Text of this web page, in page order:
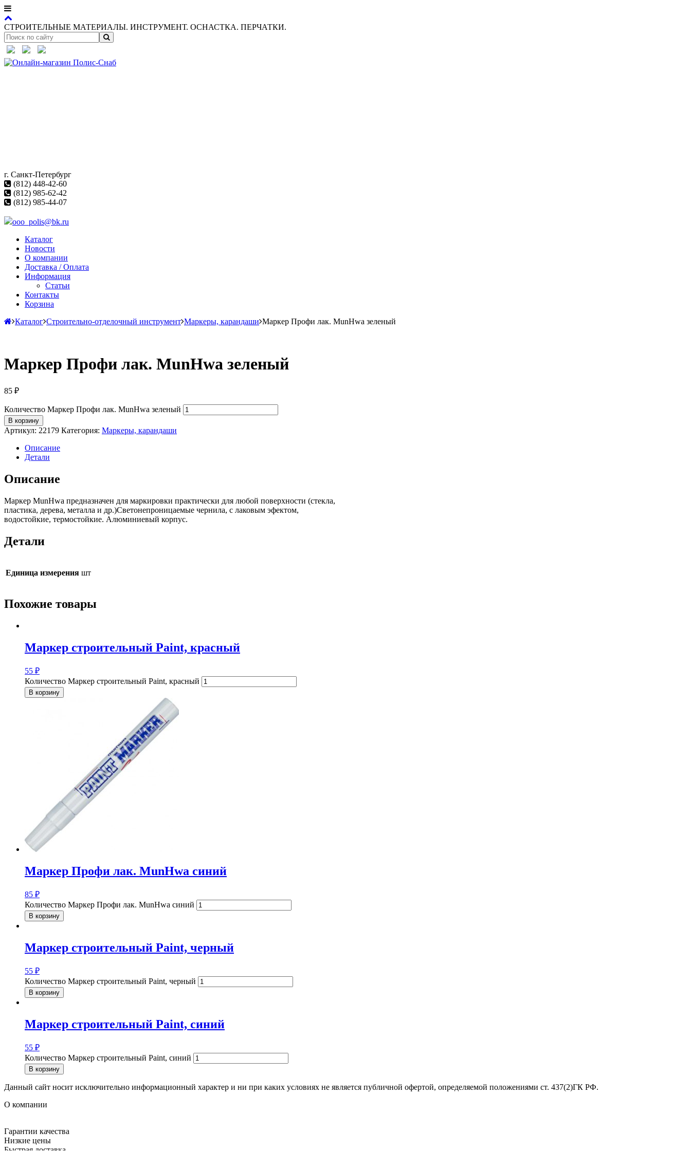
СТРОИТЕЛЬНЫЕ МАТЕРИАЛЫ. ИНСТРУМЕНТ. ОСНАСТКА. ПЕРЧАТКИ.
г. Санкт-Петербург
(812) 448-42-60
(812) 985-62-42
(812) 985-44-07
ooo_polis@bk.ru
Каталог
Новости
О компании
Доставка / Оплата
Информация
Статьи
Контакты
Корзина
Каталог Строительно-отделочный инструмент Маркеры, карандаши Маркер Профи лак. MunHwa зеленый
Маркер Профи лак. MunHwa зеленый
85 ₽
Количество Маркер Профи лак. MunHwa зеленый
В корзину
Артикул: 22179 Категория: Маркеры, карандаши
Описание
Детали
Описание
Маркер MunHwa предназначен для маркировки практически для любой поверхности (стекла,
пластика, дерева, металла и др.)Светонепроницаемые чернила, с лаковым эфектом,
водостойкие, термостойкие. Алюминиевый корпус.
Детали
Единица измерения шт
Похожие товары
Маркер строительный Paint, красный
55 ₽
Количество Маркер строительный Paint, красный
В корзину
Маркер Профи лак. MunHwa синий
85 ₽
Количество Маркер Профи лак. MunHwa синий
В корзину
Маркер строительный Paint, черный
55 ₽
Количество Маркер строительный Paint, черный
В корзину
Маркер строительный Paint, синий
55 ₽
Количество Маркер строительный Paint, синий
В корзину
Данный сайт носит исключительно информационный характер и ни при каких условиях не является публичной офертой, определяемой положениями ст. 437(2)ГК РФ.
О компании
Гарантии качества
Низкие цены